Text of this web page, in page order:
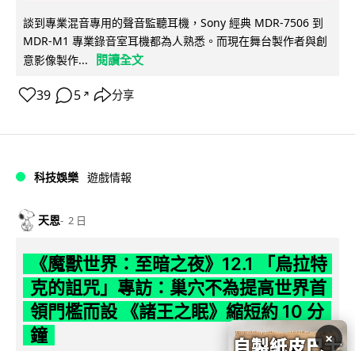
談到專業混音專用的聲音監聽耳機，Sony 經典 MDR-7506 到
MDR-M1 專業錄音室耳機都為人熟悉。而現在舞台製作者與創
意影像製作...
閱讀全文
39 5 ↗ 分享
科技娛樂 遊戲情報
天恩 2 日
《魔獸世界：至暗之夜》12.1 「烏拉特
克的詛咒」專訪：巢穴不為提高世界首
領門檻而設 《諸王之眠》縮短約 10 分
鐘
×